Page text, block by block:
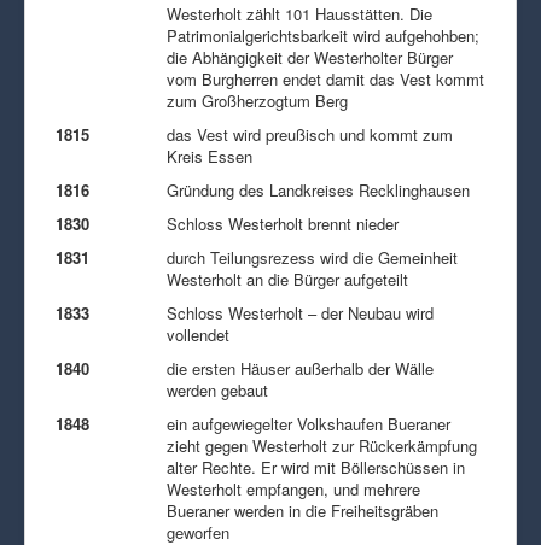
Westerholt zählt 101 Hausstätten. Die
Patrimonialgerichtsbarkeit wird aufgehohben;
die Abhängigkeit der Westerholter Bürger
vom Burgherren endet damit das Vest kommt
zum Großherzogtum Berg
1815
das Vest wird preußisch und kommt zum
Kreis Essen
1816
Gründung des Landkreises Recklinghausen
1830
Schloss Westerholt brennt nieder
1831
durch Teilungsrezess wird die Gemeinheit
Westerholt an die Bürger aufgeteilt
1833
Schloss Westerholt – der Neubau wird
vollendet
1840
die ersten Häuser außerhalb der Wälle
werden gebaut
1848
ein aufgewiegelter Volkshaufen Bueraner
zieht gegen Westerholt zur Rückerkämpfung
alter Rechte. Er wird mit Böllerschüssen in
Westerholt empfangen, und mehrere
Bueraner werden in die Freiheitsgräben
geworfen